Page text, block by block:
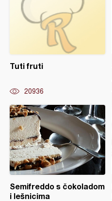
Tuti fruti
20936
Semifreddo s čokoladom
i lešnicima